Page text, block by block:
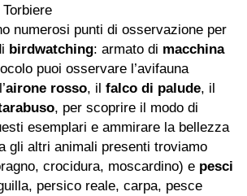
numerosi punti di osservazione per
birdwatching: armato di macchina
puoi osservare l’avifauna
airone rosso, il falco di palude, il
, per scoprire il modo di
esemplari e ammirare la bellezza
gli altri animali presenti troviamo
crocidura, moscardino) e pesci
persico reale, carpa, pesce